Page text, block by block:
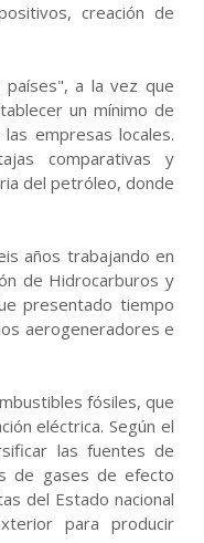
creación de
países", a la vez que
un mínimo de
empresas locales.
comparativas y
del petróleo, donde
años trabajando en
de Hidrocarburos y
presentado tiempo
aerogeneradores e
fósiles, que
eléctrica. Según el
las fuentes de
de gases de efecto
del Estado nacional
para producir